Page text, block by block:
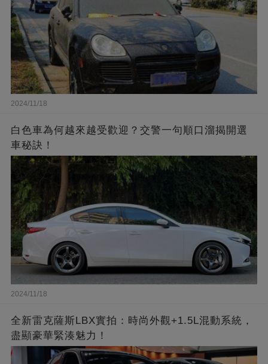
2024/11/18
白色車為何越來越受歡迎？交警一句順口溜揭開選
車秘訣！
2024/11/18
全新雷克薩斯LBX實拍：時尚外觀+1.5L混動系統，
盡顯豪華緊湊魅力！